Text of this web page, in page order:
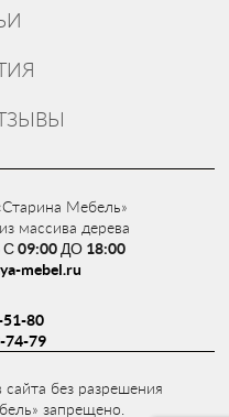
Мебель»
массива дерева
09:00 ДО 18:00
mebel.ru
51-80
74-79
без разрешения
запрещено.